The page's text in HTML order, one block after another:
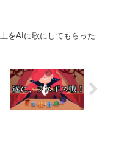
をAIに歌にしてもらった